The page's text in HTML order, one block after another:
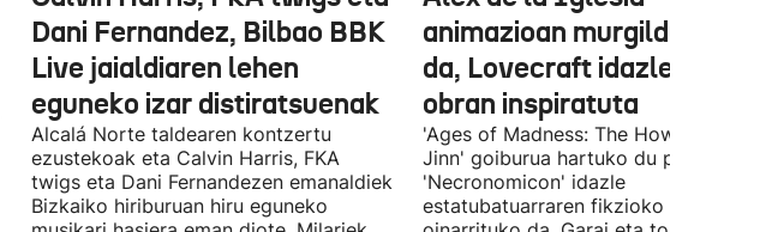
Dani Fernandez, Bilbao BBK
Live jaialdiaren lehen
eguneko izar distiratsuenak
Alcalá Norte taldearen kontzertu
ezustekoak eta Calvin Harris, FKA
twigs eta Dani Fernandezen emanaldiek
Bizkaiko hiriburuan hiru eguneko
animazioan murgilduko
da, Lovecraft idazlearen
obran inspiratuta
'Ages of Madness: The Howling of
Jinn' goiburua hartuko du pelikulak,
'Necronomicon' idazle
estatubatuarraren fikzioko liburuan